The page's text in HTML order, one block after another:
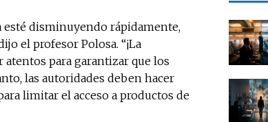
esté disminuyendo rápidamente,
el profesor Polosa. “¡La
para garantizar que los
las autoridades deben hacer
limitar el acceso a productos de